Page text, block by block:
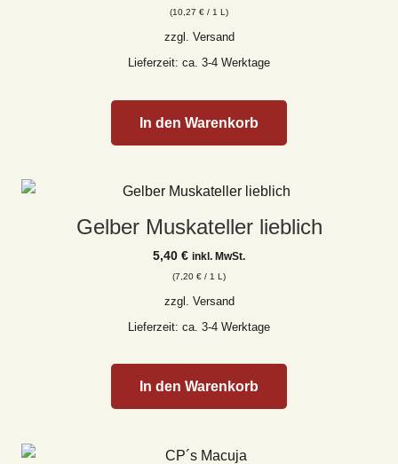
(10,27 € / 1 L)
zzgl. Versand
Lieferzeit: ca. 3-4 Werktage
In den Warenkorb
Gelber Muskateller lieblich
5,40 € inkl. MwSt.
(7,20 € / 1 L)
zzgl. Versand
Lieferzeit: ca. 3-4 Werktage
In den Warenkorb